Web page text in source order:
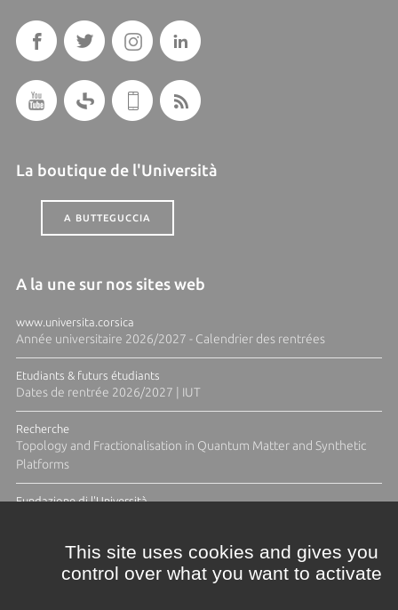
La boutique de l'Università
A BUTTEGUCCIA
A la une sur nos sites web
www.universita.corsica
Année universitaire 2026/2027 - Calendrier des rentrées
Etudiants & futurs étudiants
Dates de rentrée 2026/2027 | IUT
Recherche
Topology and Fractionalisation in Quantum Matter and Synthetic
Platforms
Fundazione di l'Università
This site uses cookies and gives you
control over what you want to activate